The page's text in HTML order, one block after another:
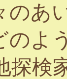
のあ
のよ
探検